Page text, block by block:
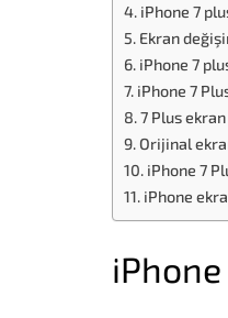
iPhone 7
Ekran
iPhone 7
iPhone 7
7 Plus
Orijinal
iPhone 7
iPhone